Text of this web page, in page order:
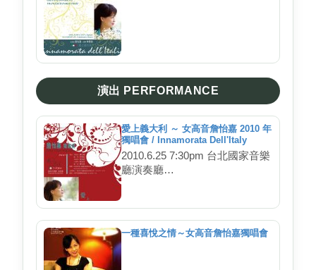
演出 PERFORMANCE
愛上義大利 ～ 女高音詹怡嘉 2010 年
獨唱會 / Innamorata Dell'Italy
2010.6.25 7:30pm 台北國家音樂
廳演奏廳
鋼琴 / 林雅敘
手風琴 / 程希智
小提琴 / 裴劭音
導聆 / 詹怡宜
一種喜悅之情～女高音詹怡嘉獨唱會